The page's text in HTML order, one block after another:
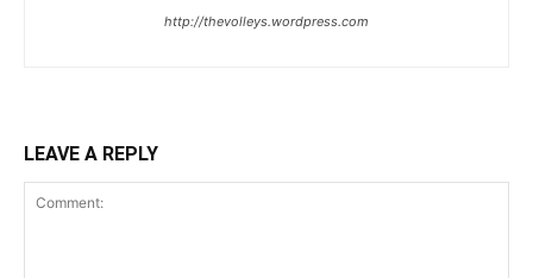
http://thevolleys.wordpress.com
LEAVE A REPLY